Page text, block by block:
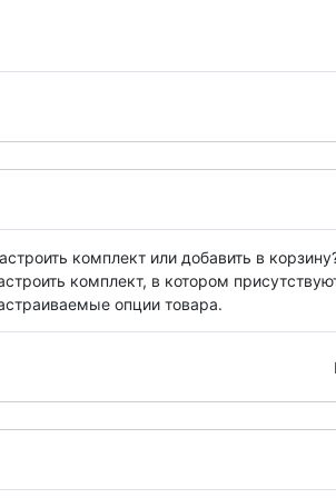
комплект или добавить в
комплект, в котором
опции товара.